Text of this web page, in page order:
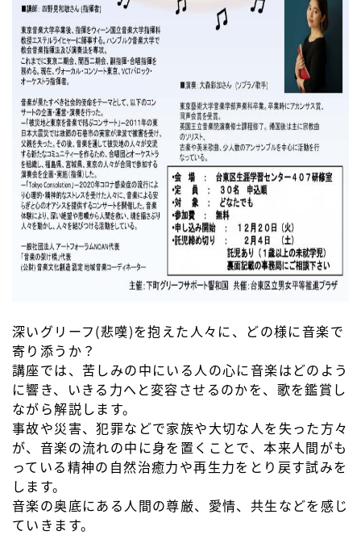
深いグリーフ(悲嘆)を抱えた人々に、どの様に音楽で
寄り添うか？
講座では、苦しみの中にいる人の心に音楽はどのよう
に響き、いきる力へと変容させるのかを、歌を鑑賞し
ながら解説します。
事故や災害、犯罪などで家族や大切な人を失った方々
が、音楽の流れの中に身を置くことで、本来人間がも
っている精神の自然治癒力や再生力をとり戻す試みを
します。
音楽の奥底にある人間の尊厳、愛情、共生などを感じ
ていきます。